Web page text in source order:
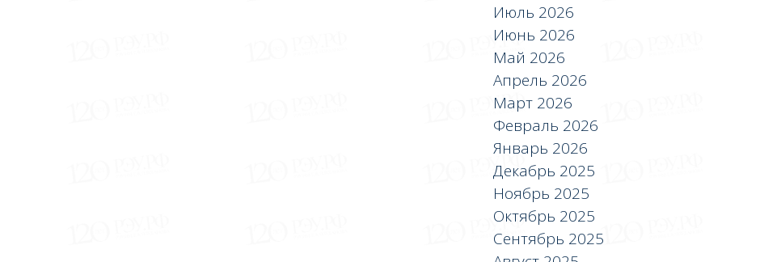
Июль 2026
Июнь 2026
Май 2026
Апрель 2026
Март 2026
Февраль 2026
Январь 2026
Декабрь 2025
Ноябрь 2025
Октябрь 2025
Сентябрь 2025